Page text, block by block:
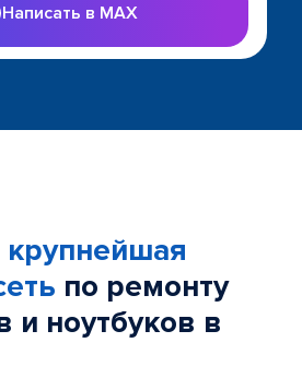
Написать в MAX
крупнейшая
по ремонту
и ноутбуков в